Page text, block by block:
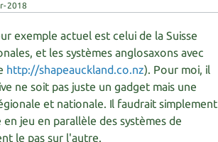
2018
exemple actuel est celui de la Suisse
et les systèmes anglosaxons avec
http://shapeauckland.co.nz). Pour moi, il
ne soit pas juste un gadget mais une
et nationale. Il faudrait simplement
jeu en parallèle des systèmes de
le pas sur l'autre.